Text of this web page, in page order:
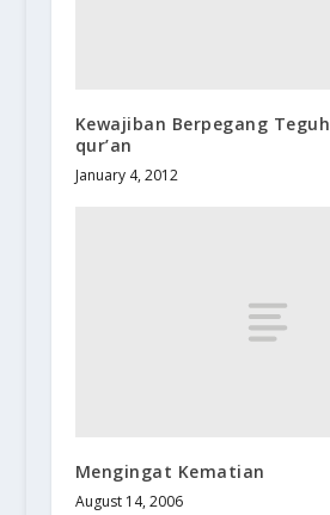
Kewajiban Berpegang
qur’an
January 4, 2012
Mengingat Kematian
August 14, 2006